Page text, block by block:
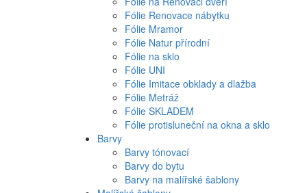
Fólie Renovace nábytku
Fólie Mramor
Fólie Natur přírodní
Fólie na sklo
Fólie UNI
Fólie Imitace obklady a dlažba
Fólie Metráž
Fólie SKLADEM
Fólie protisluneční na okna a sklo
Barvy
Barvy tónovací
Barvy do bytu
Barvy na malířské šablony